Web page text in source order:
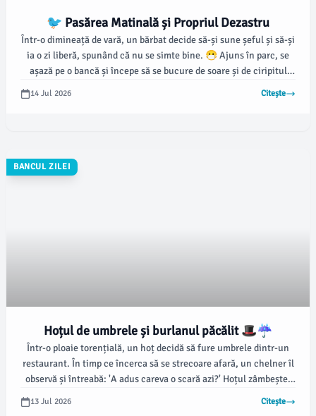
🐦 Pasărea Matinală și Propriul Dezastru
Într-o dimineață de vară, un bărbat decide să-și sune șeful și să-și
ia o zi liberă, spunând că nu se simte bine. 😷 Ajuns în parc, se
așază pe o bancă și începe să se bucure de soare și de ciripitul
14 Jul 2026 Citește
BANCUL ZILEI
Hoțul de umbrele și burlanul păcălit 🎩☔️
Într-o ploaie torențială, un hoț decidă să fure umbrele dintr-un
restaurant. În timp ce încerca să se strecoare afară, un chelner îl
observă și întreabă: 'A adus careva o scară azi?' Hoțul zâmbește:
13 Jul 2026 Citește